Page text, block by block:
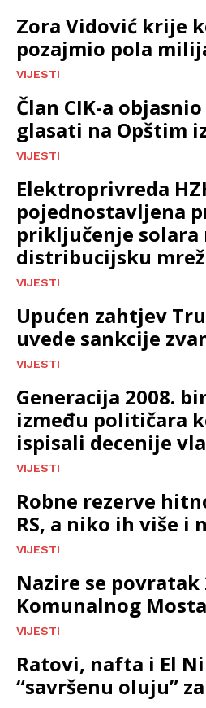
Zora Vidović krije
pozajmio pola
VIJESTI
Član CIK-a
glasati na Opštim
VIJESTI
Elektroprivreda
pojednostavljena
priključenje solara
distribucijsku
VIJESTI
Upućen zahtjev
uvede sankcije
VIJESTI
Generacija 2008.
između političara
ispisali decenije
VIJESTI
Robne rezerve
RS, a niko ih više i
VIJESTI
Nazire se
Komunalnog
VIJESTI
Ratovi, nafta i El
“savršenu oluju”